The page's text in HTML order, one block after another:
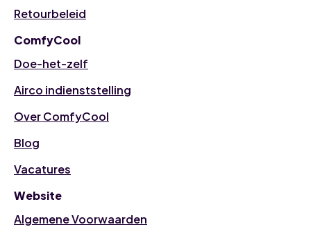
Retourbeleid
ComfyCool
Doe-het-zelf
Airco indienststelling
Over ComfyCool
Blog
Vacatures
Website
Algemene Voorwaarden